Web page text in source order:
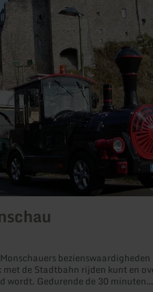
bezienswaardigheden
de Stadtbahn rijden kunt en
30 minuten